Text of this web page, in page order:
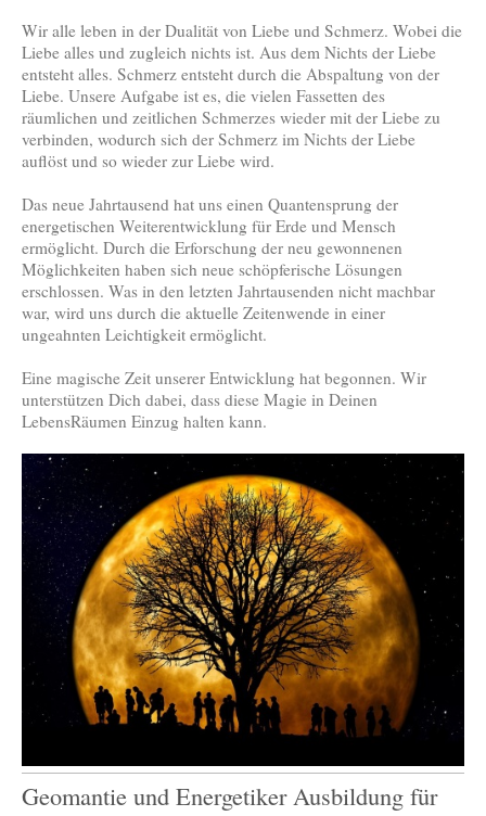
Wir alle leben in der Dualität von Liebe und Schmerz. Wobei die
Liebe alles und zugleich nichts ist. Aus dem Nichts der Liebe
entsteht alles. Schmerz entsteht durch die Abspaltung von der
Liebe. Unsere Aufgabe ist es, die vielen Fassetten des
räumlichen und zeitlichen Schmerzes wieder mit der Liebe zu
verbinden, wodurch sich der Schmerz im Nichts der Liebe
auflöst und so wieder zur Liebe wird.
Das neue Jahrtausend hat uns einen Quantensprung der
energetischen Weiterentwicklung für Erde und Mensch
ermöglicht. Durch die Erforschung der neu gewonnenen
Möglichkeiten haben sich neue schöpferische Lösungen
erschlossen. Was in den letzten Jahrtausenden nicht machbar
war, wird uns durch die aktuelle Zeitenwende in einer
ungeahnten Leichtigkeit ermöglicht.
Eine magische Zeit unserer Entwicklung hat begonnen. Wir
unterstützen Dich dabei, dass diese Magie in Deinen
LebensRäumen Einzug halten kann.
Geomantie und Energetiker Ausbildung für